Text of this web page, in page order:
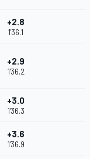
+2.8
1'36.1
+2.9
1'36.2
+3.0
1'36.3
+3.6
1'36.9